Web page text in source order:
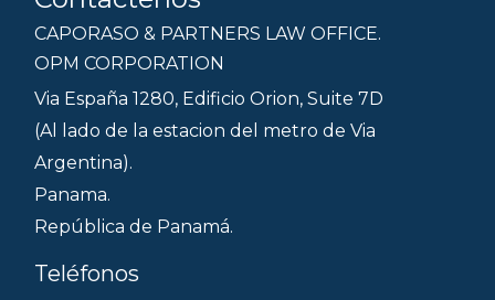
CAPORASO & PARTNERS LAW OFFICE.
OPM CORPORATION
Via España 1280, Edificio Orion, Suite 7D
(Al lado de la estacion del metro de Via
Argentina).
Panama.
República de Panamá.
Teléfonos